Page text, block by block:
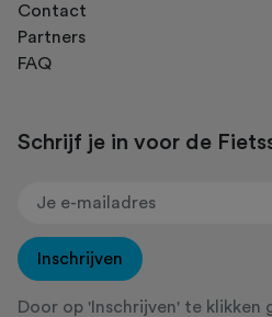
Contact
Partners
FAQ
Schrijf je in voor de
Inschrijven
Door op 'Inschrijven' te klikken